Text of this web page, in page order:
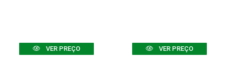
VER PREÇO VER PREÇO